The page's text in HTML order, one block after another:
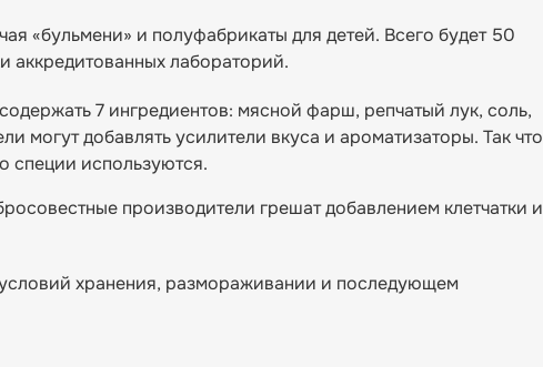
«бульмени» и полуфабрикаты для детей. Всего будет 50
аккредитованных лабораторий.
7 ингредиентов: мясной фарш, репчатый лук, соль,
могут добавлять усилители вкуса и ароматизаторы. Так что
специи используются.
производители грешат добавлением клетчатки и
хранения, размораживании и последующем